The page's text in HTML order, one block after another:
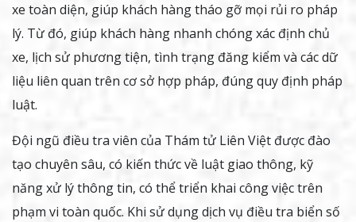
xe toàn diện, giúp khách hàng tháo gỡ mọi rủi ro pháp
lý. Từ đó, giúp khách hàng nhanh chóng xác định chủ
xe, lịch sử phương tiện, tình trạng đăng kiểm và các dữ
liệu liên quan trên cơ sở hợp pháp, đúng quy định pháp
luật.
Đội ngũ điều tra viên của Thám tử Liên Việt được đào
tạo chuyên sâu, có kiến thức về luật giao thông, kỹ
năng xử lý thông tin, có thể triển khai công việc trên
phạm vi toàn quốc. Khi sử dụng dịch vụ điều tra biển số